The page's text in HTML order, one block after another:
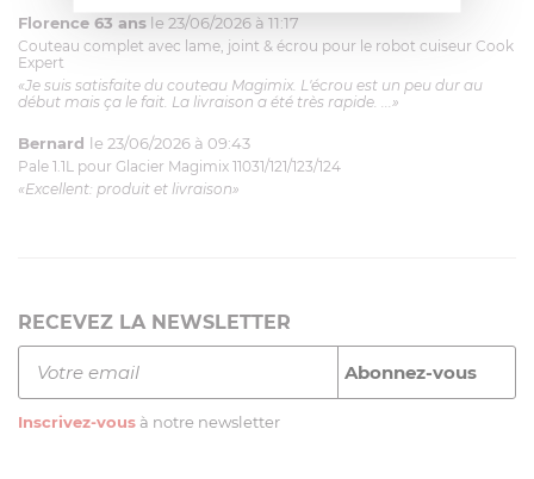
Florence 63 ans le 23/06/2026 à 11:17
Couteau complet avec lame, joint & écrou pour le robot cuiseur Cook
Expert
«Je suis satisfaite du couteau Magimix. L'écrou est un peu dur au
début mais ça le fait. La livraison a été très rapide. ...»
Bernard le 23/06/2026 à 09:43
Pale 1.1L pour Glacier Magimix 11031/121/123/124
«Excellent: produit et livraison»
RECEVEZ LA NEWSLETTER
Inscrivez-vous à notre newsletter